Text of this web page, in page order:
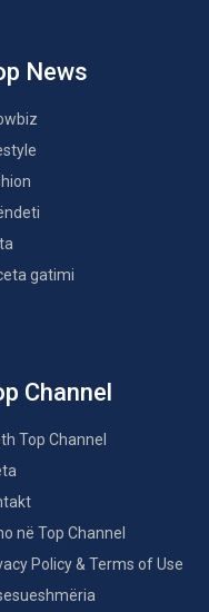
News
gatimi
Channel
Top Channel
në Top Channel
Policy & Terms of Use